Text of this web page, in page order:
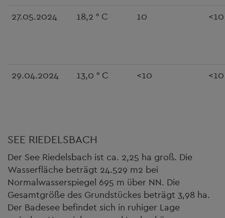
27.05.2024 18,2 ° C 10 <10
29.04.2024 13,0 ° C <10 <10
SEE RIEDELSBACH
Der See Riedelsbach ist ca. 2,25 ha groß. Die
Wasserfläche beträgt 24.529 m2 bei
Normalwasserspiegel 695 m über NN. Die
Gesamtgröße des Grundstückes beträgt 3,98 ha.
Der Badesee befindet sich in ruhiger Lage